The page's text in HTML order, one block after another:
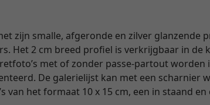
zijn smalle, afgeronde en zilver glanzende
Het 2 cm breed profiel is verkrijgbaar in de
met of zonder passe-partout worden
De galerielijst kan met een scharnier
van het formaat 10 x 15 cm, een in staand